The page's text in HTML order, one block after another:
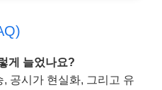
게 늘었나요?
공시가 현실화, 그리고 유